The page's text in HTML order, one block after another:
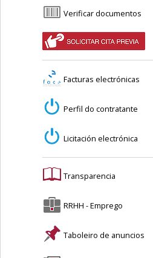
Verificar documentos
Facturas electrónicas
Perfil do contratante
Licitación electrónica
Transparencia
RRHH - Emprego
Taboleiro de anuncios